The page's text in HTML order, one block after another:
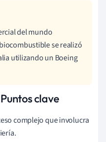
del mundo
se realizó
utilizando un Boeing
clave
complejo que involucra